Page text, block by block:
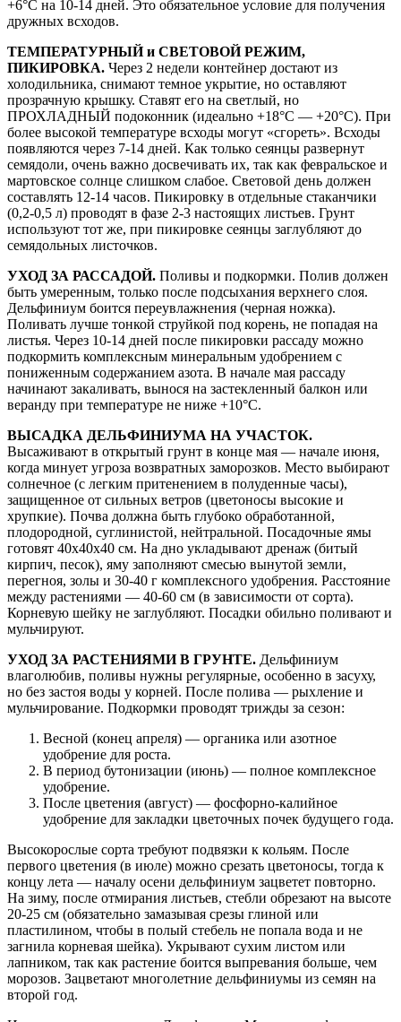
+6°С на 10-14 дней. Это обязательное условие для получения
дружных всходов.
ТЕМПЕРАТУРНЫЙ и СВЕТОВОЙ РЕЖИМ,
ПИКИРОВКА. Через 2 недели контейнер достают из
холодильника, снимают темное укрытие, но оставляют
прозрачную крышку. Ставят его на светлый, но
ПРОХЛАДНЫЙ подоконник (идеально +18°С — +20°С). При
более высокой температуре всходы могут «сгореть». Всходы
появляются через 7-14 дней. Как только сеянцы развернут
семядоли, очень важно досвечивать их, так как февральское и
мартовское солнце слишком слабое. Световой день должен
составлять 12-14 часов. Пикировку в отдельные стаканчики
(0,2-0,5 л) проводят в фазе 2-3 настоящих листьев. Грунт
используют тот же, при пикировке сеянцы заглубляют до
семядольных листочков.
УХОД ЗА РАССАДОЙ. Поливы и подкормки. Полив должен
быть умеренным, только после подсыхания верхнего слоя.
Дельфиниум боится переувлажнения (черная ножка).
Поливать лучше тонкой струйкой под корень, не попадая на
листья. Через 10-14 дней после пикировки рассаду можно
подкормить комплексным минеральным удобрением с
пониженным содержанием азота. В начале мая рассаду
начинают закаливать, вынося на застекленный балкон или
веранду при температуре не ниже +10°С.
ВЫСАДКА ДЕЛЬФИНИУМА НА УЧАСТОК.
Высаживают в открытый грунт в конце мая — начале июня,
когда минует угроза возвратных заморозков. Место выбирают
солнечное (с легким притенением в полуденные часы),
защищенное от сильных ветров (цветоносы высокие и
хрупкие). Почва должна быть глубоко обработанной,
плодородной, суглинистой, нейтральной. Посадочные ямы
готовят 40х40х40 см. На дно укладывают дренаж (битый
кирпич, песок), яму заполняют смесью вынутой земли,
перегноя, золы и 30-40 г комплексного удобрения. Расстояние
между растениями — 40-60 см (в зависимости от сорта).
Корневую шейку не заглубляют. Посадки обильно поливают и
мульчируют.
УХОД ЗА РАСТЕНИЯМИ В ГРУНТЕ. Дельфиниум
влаголюбив, поливы нужны регулярные, особенно в засуху,
но без застоя воды у корней. После полива — рыхление и
мульчирование. Подкормки проводят трижды за сезон:
Весной (конец апреля) — органика или азотное
удобрение для роста.
В период бутонизации (июнь) — полное комплексное
удобрение.
После цветения (август) — фосфорно-калийное
удобрение для закладки цветочных почек будущего года.
Высокорослые сорта требуют подвязки к кольям. После
первого цветения (в июле) можно срезать цветоносы, тогда к
концу лета — началу осени дельфиниум зацветет повторно.
На зиму, после отмирания листьев, стебли обрезают на высоте
20-25 см (обязательно замазывая срезы глиной или
пластилином, чтобы в полый стебель не попала вода и не
загнила корневая шейка). Укрывают сухим листом или
лапником, так как растение боится выпревания больше, чем
морозов. Зацветают многолетние дельфиниумы из семян на
второй год.